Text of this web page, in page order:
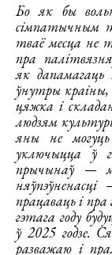
Бо як бы
сімпатычным
тваё месца не
пра
як дапамагаць
ўнутры краіны,
цяжка і
людзям
яны не
уключыцца ў
прычынаў —
працаваць і
гэтага году
ў 2025 годзе.
разважаю і